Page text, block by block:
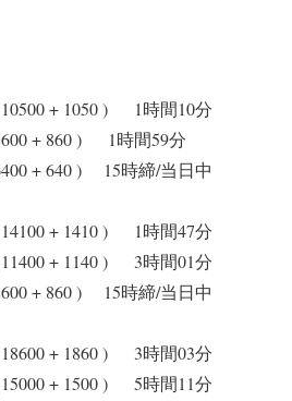
+ 1050 ) 1時間10分
+ 860 ) 1時間59分
+ 640 ) 15時締/当日中
+ 1410 ) 1時間47分
+ 1140 ) 3時間01分
+ 860 ) 15時締/当日中
+ 1860 ) 3時間03分
+ 1500 ) 5時間11分